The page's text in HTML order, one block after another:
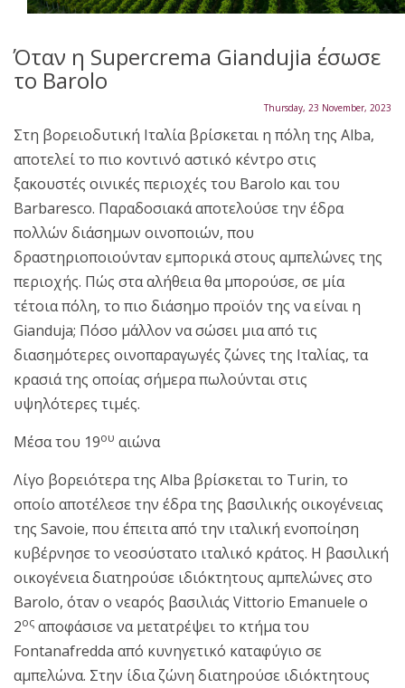
Όταν η Supercrema Giandujia έσωσε
το Barolo
Thursday, 23 November, 2023
Στη βορειοδυτική Ιταλία βρίσκεται η πόλη της Alba,
αποτελεί το πιο κοντινό αστικό κέντρο στις
ξακουστές οινικές περιοχές του Barolo και του
Barbaresco. Παραδοσιακά αποτελούσε την έδρα
πολλών διάσημων οινοποιών, που
δραστηριοποιούνταν εμπορικά στους αμπελώνες της
περιοχής. Πώς στα αλήθεια θα μπορούσε, σε μία
τέτοια πόλη, το πιο διάσημο προϊόν της να είναι η
Gianduja; Πόσο μάλλον να σώσει μια από τις
διασημότερες οινοπαραγωγές ζώνες της Ιταλίας, τα
κρασιά της οποίας σήμερα πωλούνται στις
υψηλότερες τιμές.
Μέσα του 19ου αιώνα
Λίγο βορειότερα της Alba βρίσκεται το Turin, το
οποίο αποτέλεσε την έδρα της βασιλικής οικογένειας
της Savoie, που έπειτα από την ιταλική ενοποίηση
κυβέρνησε το νεοσύστατο ιταλικό κράτος. Η βασιλική
οικογένεια διατηρούσε ιδιόκτητους αμπελώνες στο
Barolo, όταν ο νεαρός βασιλιάς Vittorio Emanuele ο
2ος αποφάσισε να μετατρέψει το κτήμα του
Fontanafredda από κυνηγετικό καταφύγιο σε
αμπελώνα. Στην ίδια ζώνη διατηρούσε ιδιόκτητους